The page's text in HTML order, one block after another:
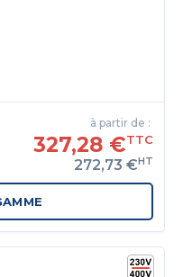
à partir de :
327,28 €TTC
272,73 €HT